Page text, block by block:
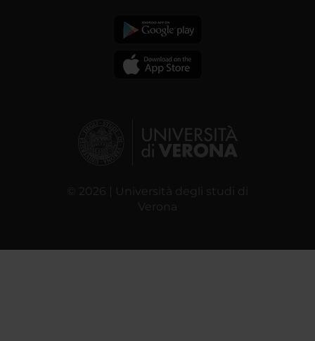
© 2026 | Università degli studi di
Verona